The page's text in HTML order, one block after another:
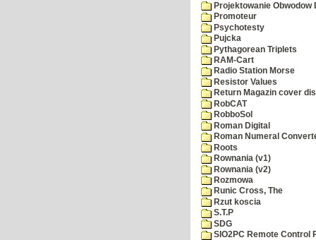
Projektowanie Obwodow
Promoteur
Psychotesty
Pujcka
Pythagorean Triplets
RAM-Cart
Radio Station Morse
Resistor Values
Return Magazin cover
RobCAT
RobboSol
Roman Digital
Roman Numeral
Roots
Rownania (v1)
Rownania (v2)
Rozmowa
Runic Cross, The
Rzut koscia
S.T.P
SDG
SIO2PC Remote Control